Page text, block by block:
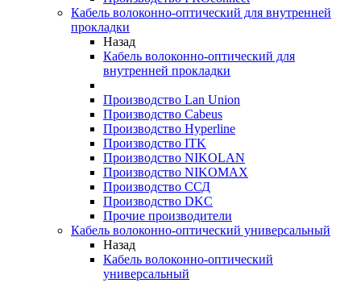
Кабель волоконно-оптический для внутренней
прокладки
Назад
Кабель волоконно-оптический для
внутренней прокладки
Производство Lan Union
Производство Cabeus
Производство Hyperline
Производство ITK
Производство NIKOLAN
Производство NIKOMAX
Производство ССД
Производство DKC
Прочие производители
Кабель волоконно-оптический универсальный
Назад
Кабель волоконно-оптический
универсальный